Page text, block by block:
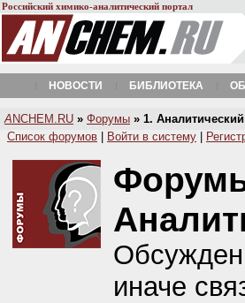
Российский химико-аналитический портал
НОВОСТИ БИБЛИОТЕКА
A NCHEM.RU » Форумы » 1.
Список форумов
Войти в систему
иначе